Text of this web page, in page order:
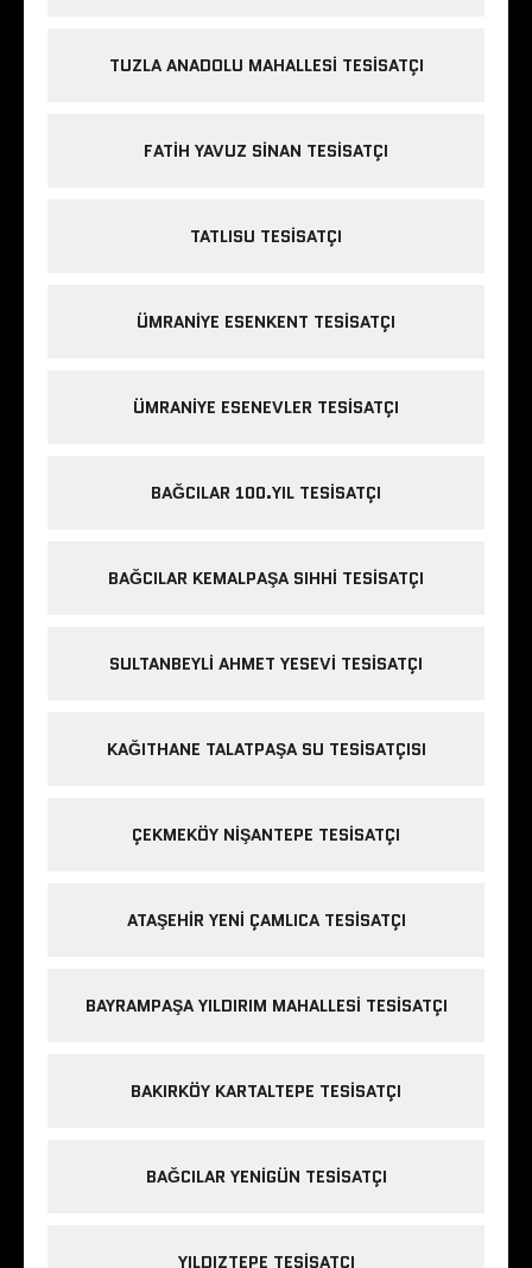
TUZLA ANADOLU MAHALLESI TESISATÇI
FATIH YAVUZ SINAN TESISATÇI
TATLISU TESISATÇI
ÜMRANIYE ESENKENT TESISATÇI
ÜMRANIYE ESENEVLER TESISATÇI
BAĞCILAR 100.YIL TESISATÇI
BAĞCILAR KEMALPAŞA SIHHI TESISATÇI
SULTANBEYLI AHMET YESEVI TESISATÇI
KAĞITHANE TALATPAŞA SU TESISATÇISI
ÇEKMEKÖY NIŞANTEPE TESISATÇI
ATAŞEHIR YENI ÇAMLICA TESISATÇI
BAYRAMPAŞA YILDIRIM MAHALLESI TESISATÇI
BAKIRKÖY KARTALTEPE TESISATÇI
BAĞCILAR YENIGÜN TESISATÇI
YILDIZTEPE TESISATÇI